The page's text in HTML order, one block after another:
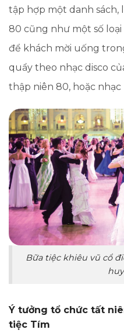
tập hợp một danh sách,
80 cũng như một số
để khách mời uống
quẩy theo nhạc disco
thập niên 80, hoặc
Bữa tiệc khiêu vũ cổ
Ý tưởng tổ chức tất
tiệc Tím